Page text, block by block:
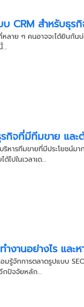
บ CRM สำหรับธุร
ลาย ๆ คนอาจจะได้ยินกั
กิจที่มีทีมขาย แล
ริหารทีมขายที่มีประโยชน์ม
ปในเวลาเด...
ำงานอย่างไร แล
มรู้จักการตลาดรูปแบบ
กปัจจัยหลัก...